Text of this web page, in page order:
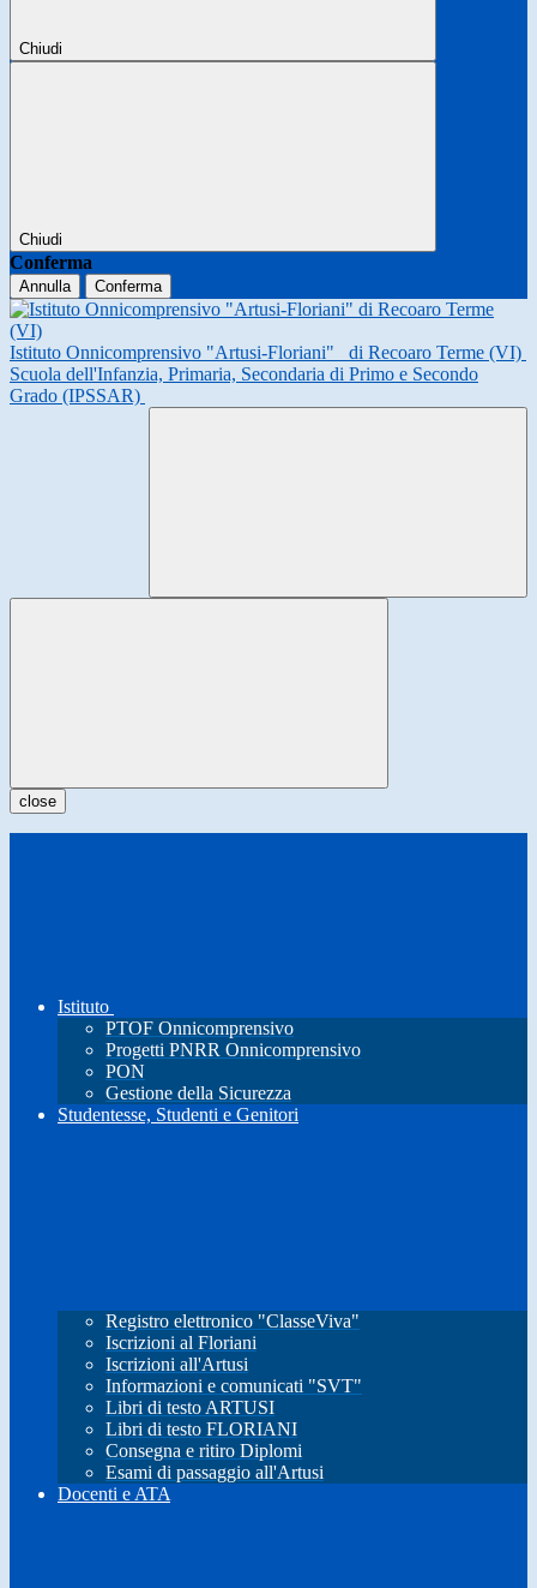
Chiudi
Chiudi
Conferma
Annulla Conferma
Istituto Onnicomprensivo "Artusi-Floriani"
di Recoaro Terme (VI)
Scuola dell'Infanzia, Primaria, Secondaria di Primo e Secondo
Grado (IPSSAR)
close
Istituto
PTOF Onnicomprensivo
Progetti PNRR Onnicomprensivo
PON
Gestione della Sicurezza
Studentesse, Studenti e Genitori
Registro elettronico "ClasseViva"
Iscrizioni al Floriani
Iscrizioni all'Artusi
Informazioni e comunicati "SVT"
Libri di testo ARTUSI
Libri di testo FLORIANI
Consegna e ritiro Diplomi
Esami di passaggio all'Artusi
Docenti e ATA